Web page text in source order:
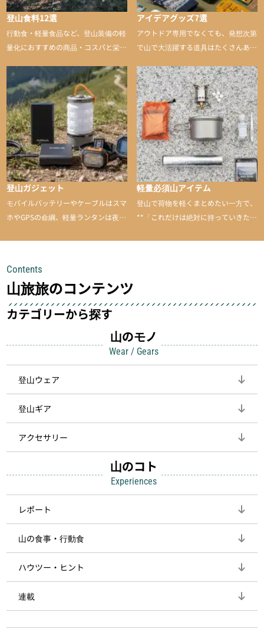
登山食料12選
行動食・軽量食品など、登山装備の軽
量化におすすめの商品・コスパと栄養
アイデアグッズ7選
アウトドア専用でなくても、発想次第
で山で大活躍する道具はたくさんあり
山に持ち込むと快適性や安心感をグッ
と引き上げてくれる――そんな意外性
のあるアイテムを紹介
登山ガジェット
モバイルバッテリーやケーブルはスマ
ホやGPSの命綱、軽量ランタンは夜間
して安全にしてくれます
軽量必須山アイテム
登山で荷物を軽くまとめたい一方で、
**「これだけは絶対に持っていきた
Contents
山旅旅のコンテンツ
カテゴリーから探す
山のモノ
Wear / Gears
登山ウェア
登山ギア
アクセサリー
山のコト
Experiences
レポート
山の食事・行動食
ハウツー・ヒント
連載